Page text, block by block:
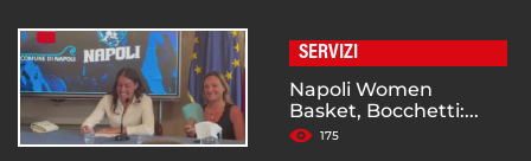
SERVIZI
Napoli Women
Basket, Bocchetti:...
175